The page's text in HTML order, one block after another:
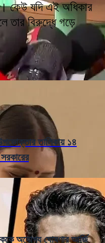
কেউ যদি এই অধিকার
তার বিরুদ্ধে গড়ে
তালিকায় ১৪
অযোগ্য ঘোষণার আর্জি